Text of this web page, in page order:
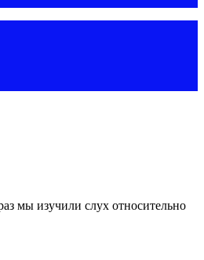
мы изучили слух относительно